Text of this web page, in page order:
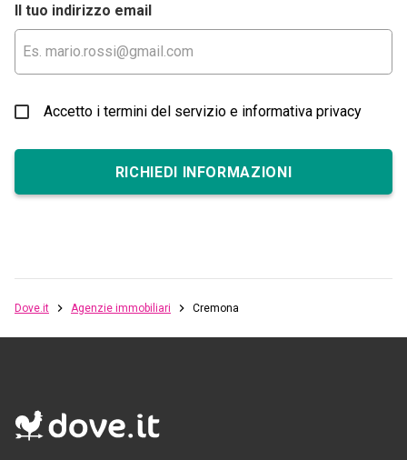
Il tuo indirizzo email
Accetto i termini del servizio e informativa privacy
RICHIEDI INFORMAZIONI
Dove.it Agenzie immobiliari Cremona